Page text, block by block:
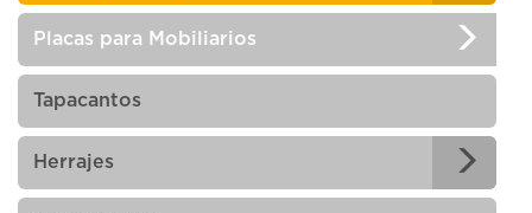
Placas para Mobiliarios
Tapacantos
Herrajes